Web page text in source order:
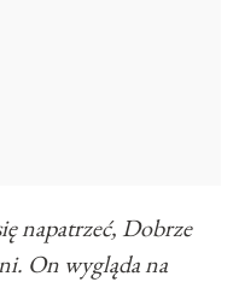
napatrzeć,Dobrze
On wygląda na